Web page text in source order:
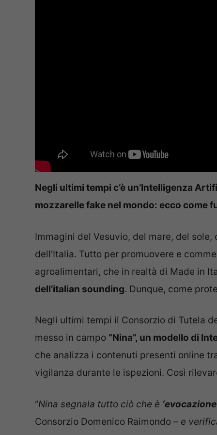
Negli ultimi tempi c’è un’Intelligenza
mozzarelle fake nel mondo: ecco come
Immagini del Vesuvio, del mare, del
dell’Italia. Tutto per promuovere e
agroalimentari, che in realtà di Made in
dell’italian sounding. Dunque, come
Negli ultimi tempi il Consorzio di Tutela
messo in campo “Nina”, un modello di
che analizza i contenuti presenti online
vigilanza durante le ispezioni. Così
“Nina segnala tutto ciò che è
Consorzio Domenico Raimondo – e